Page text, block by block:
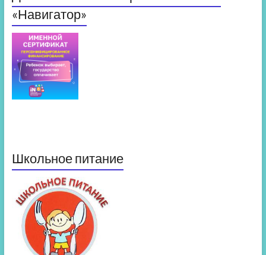
«Навигатор»
Школьное питание